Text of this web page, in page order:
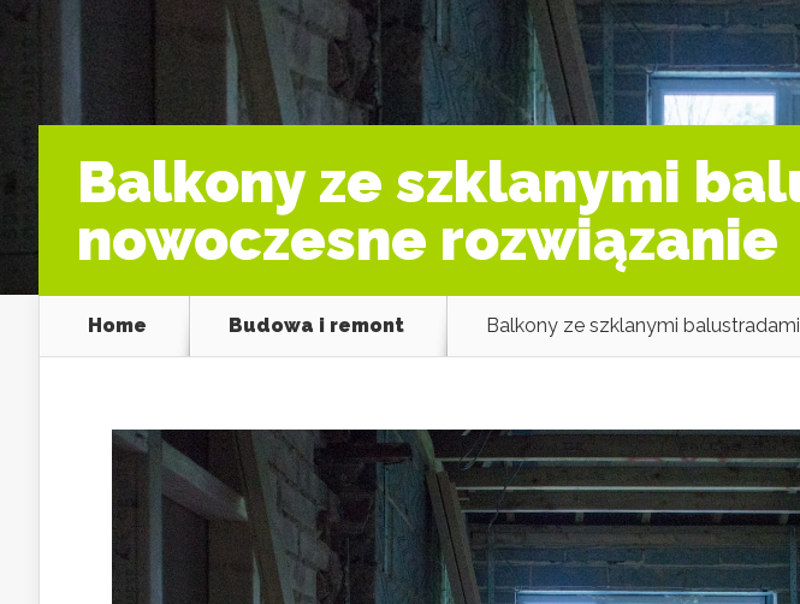
Balkony ze szklanymi
nowoczesne rozwiązanie
Home Budowa i remont Balkony ze szklanymi